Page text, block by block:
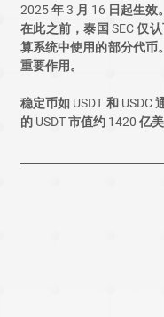
2025 年 3 月 16 日起生效
在此之前，泰国 SEC 仅
算系统中使用的部分代币
重要作用。
稳定币如 USDT 和
的 USDT 市值约 1420 亿